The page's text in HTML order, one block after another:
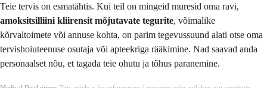
Teie tervis on esmatähtis. Kui teil on mingeid muresid oma ravi,
amoksitsilliini kliirensit mõjutavate tegurite, võimalike
kõrvaltoimete või annuse kohta, on parim tegevussuund alati otse oma
tervishoiuteenuse osutaja või apteekriga rääkimine. Nad saavad anda
personaalset nõu, et tagada teie ohutu ja tõhus paranemine.